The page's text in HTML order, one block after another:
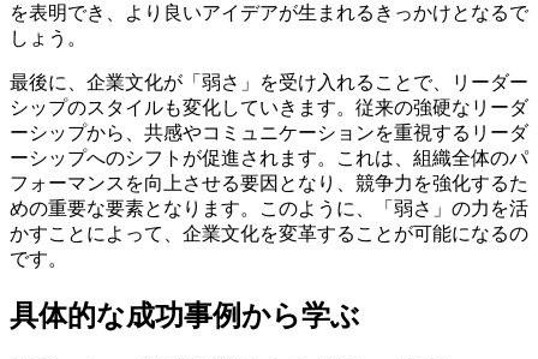
を表明でき、より良いアイデアが生まれるきっかけとなるで
しょう。
最後に、企業文化が「弱さ」を受け入れることで、リーダー
シップのスタイルも変化していきます。従来の強硬なリーダ
ーシップから、共感やコミュニケーションを重視するリーダ
ーシップへのシフトが促進されます。これは、組織全体のパ
フォーマンスを向上させる要因となり、競争力を強化するた
めの重要な要素となります。このように、「弱さ」の力を活
かすことによって、企業文化を変革することが可能になるの
です。
具体的な成功事例から学ぶ